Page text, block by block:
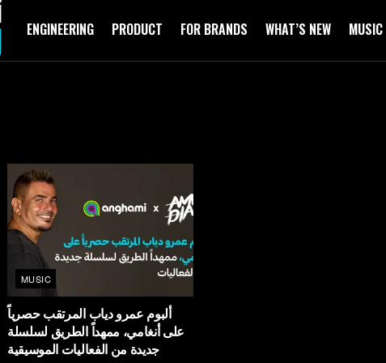
ENGINEERING PRODUCT FOR BRANDS WHAT’S NEW MUSIC
MUSIC
ألبوم عمرو دياب المرتقب حصرياً
على أنغامي، ممهداً الطريق لسلسلة
جديدة من الفعاليات الموسيقية